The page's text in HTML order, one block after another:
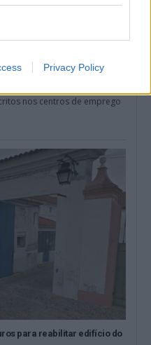
Privacy Policy
nos centros de emprego
para reabilitar edifício do